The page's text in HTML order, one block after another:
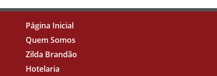
Página Inicial
Quem Somos
Zilda Brandão
Hotelaria